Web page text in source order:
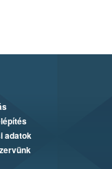
adatok